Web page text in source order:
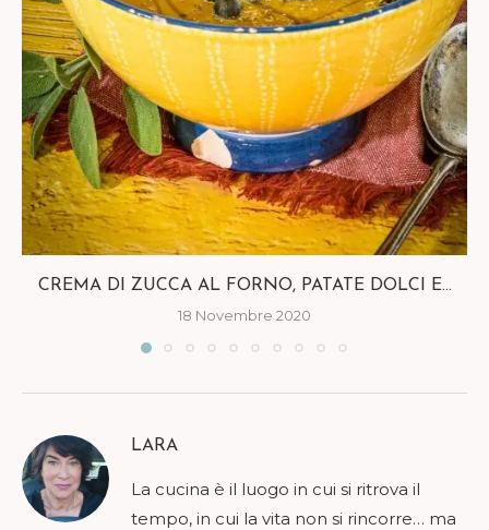
CREMA DI ZUCCA AL FORNO, PATATE DOLCI E...
18 Novembre 2020
LARA
La cucina è il luogo in cui si ritrova il
tempo, in cui la vita non si rincorre… ma